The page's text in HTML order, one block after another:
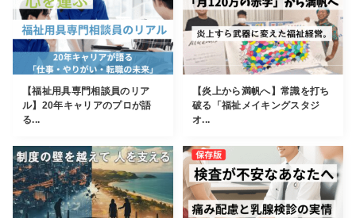
【福祉用具専門相談員のリア
ル】20年キャリアのプロが語
る...
【炎上から満帆へ】常識を打ち
破る「福祉メイキングスタジ
オ...